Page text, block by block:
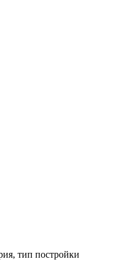
тип постройки